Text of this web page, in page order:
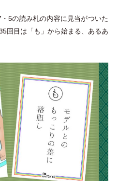
・5の読み札の内容に見当がついた
回目は 「 も 」 から始まる、あるあ